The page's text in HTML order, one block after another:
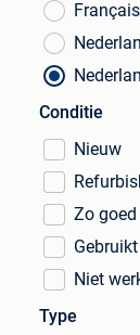
Français
Conditie
Nieuw
Zo
Gebruikt
Niet
Type